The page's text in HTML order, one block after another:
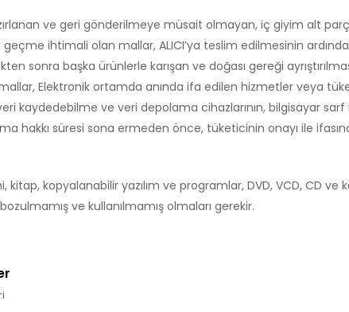
ve geri gönderilmeye müsait olmayan, iç giyim alt
ihtimali olan mallar, ALICI’ya teslim edilmesinin
sonra başka ürünlerle karışan ve doğası gereği
Elektronik ortamda anında ifa edilen hizmetler veya
kaydedebilme ve veri depolama cihazlarının, bilgisayar
hakkı süresi sona ermeden önce, tüketicinin onayı ile
kopyalanabilir yazılım ve programlar, DVD, VCD, CD
ve kullanılmamış olmaları gerekir.